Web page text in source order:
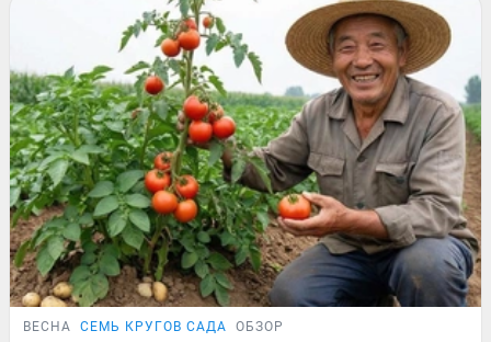
ВЕСНА СЕМЬ КРУГОВ САДА ОБЗОР